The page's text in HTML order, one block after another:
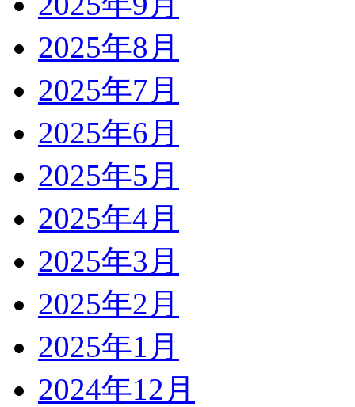
2025年8月
2025年7月
2025年6月
2025年5月
2025年4月
2025年3月
2025年2月
2025年1月
2024年12月